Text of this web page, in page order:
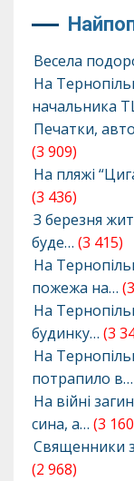
Весела
На
начальника
Печатки,
(3 909)
На пляжі
(3 436)
З березня
буде… (3 415)
На
пожежа на…
На
будинку… (3
На
потрапило в…
На війні
сина, а… (3
Священники
(2 968)